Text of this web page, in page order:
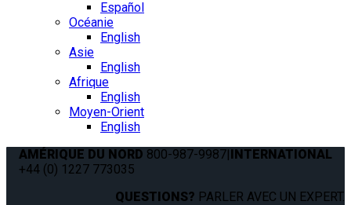
Español
Océanie
English
Asie
English
Afrique
English
Moyen-Orient
English
AMÉRIQUE DU NORD 800-987-9987|INTERNATIONAL
+44 (0) 1227 773035
QUESTIONS? PARLER AVEC UN EXPERT.